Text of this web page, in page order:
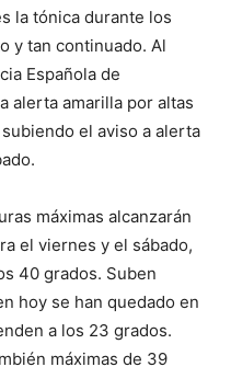
la tónica durante los
y tan continuado. Al
Española de
alerta amarilla por altas
el aviso a alerta
máximas alcanzarán
el viernes y el sábado,
40 grados. Suben
hoy se han quedado en
a los 23 grados.
máximas de 39